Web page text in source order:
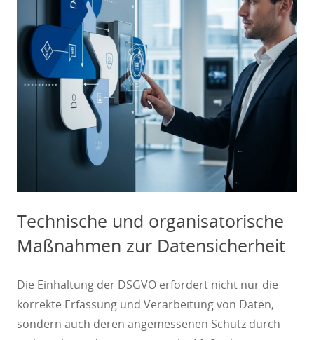
Technische und organisatorische
Maßnahmen zur Datensicherheit
Die Einhaltung der DSGVO erfordert nicht nur die
korrekte Erfassung und Verarbeitung von Daten,
sondern auch deren angemessenen Schutz durch